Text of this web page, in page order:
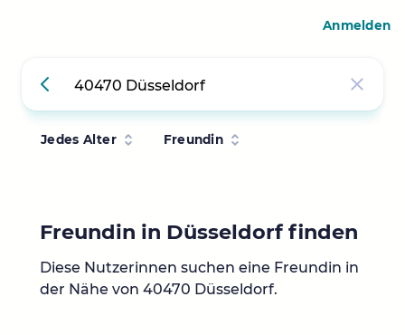
Jedes Alter Freundin
Freundin in Düsseldorf finden
Diese Nutzerinnen suchen eine Freundin in
der Nähe von 40470 Düsseldorf.
Anmelden